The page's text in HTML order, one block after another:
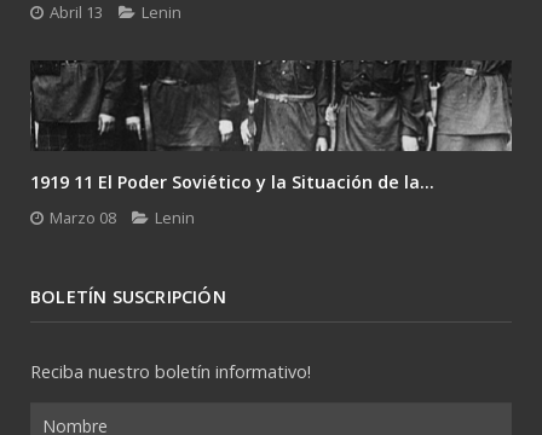
Abril 13 Lenin
1919 11 El Poder Soviético y la Situación de la...
Marzo 08 Lenin
BOLETÍN SUSCRIPCIÓN
Reciba nuestro boletín informativo!